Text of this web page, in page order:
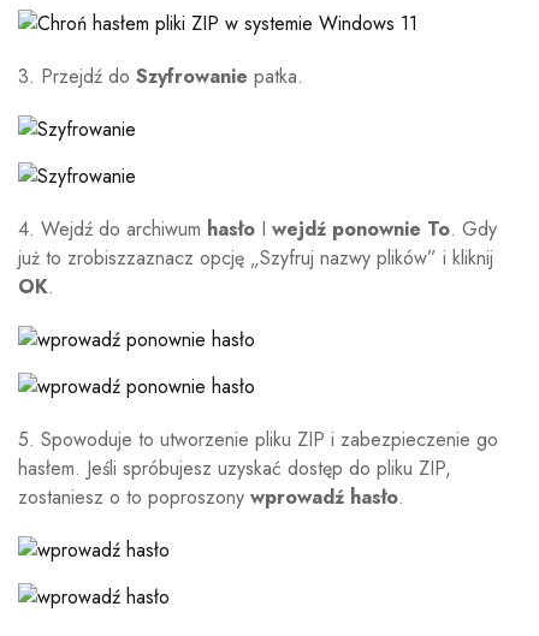
3. Przejdź do Szyfrowanie patka.
4. Wejdź do archiwum hasło I wejdź ponownie To. Gdy
już to zrobiszzaznacz opcję „Szyfruj nazwy plików” i kliknij
OK.
5. Spowoduje to utworzenie pliku ZIP i zabezpieczenie go
hasłem. Jeśli spróbujesz uzyskać dostęp do pliku ZIP,
zostaniesz o to poproszony wprowadź hasło.